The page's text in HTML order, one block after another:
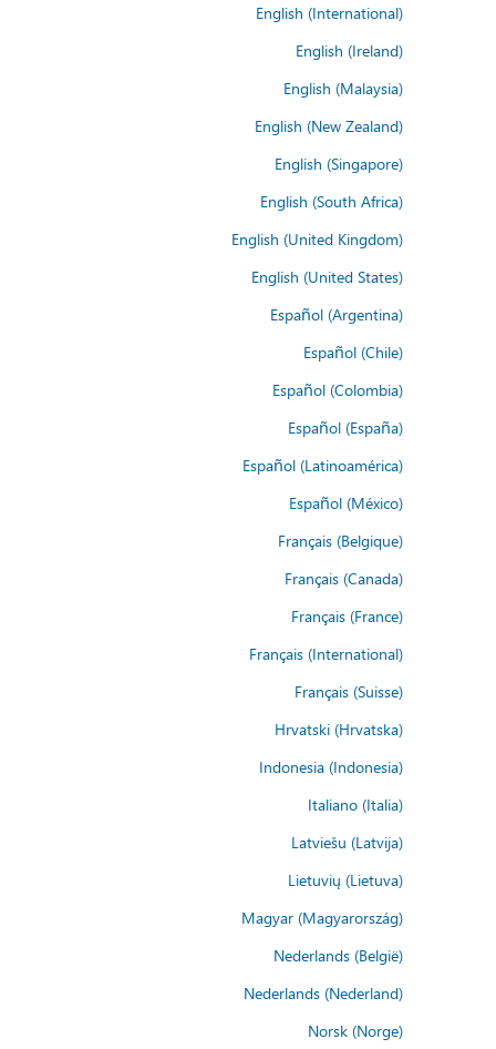
English (International)
English (Ireland)
English (Malaysia)
English (New Zealand)
English (Singapore)
English (South Africa)
English (United Kingdom)
English (United States)
Español (Argentina)
Español (Chile)
Español (Colombia)
Español (España)
Español (Latinoamérica)
Español (México)
Français (Belgique)
Français (Canada)
Français (France)
Français (International)
Français (Suisse)
Hrvatski (Hrvatska)
Indonesia (Indonesia)
Italiano (Italia)
Latviešu (Latvija)
Lietuvių (Lietuva)
Magyar (Magyarország)
Nederlands (België)
Nederlands (Nederland)
Norsk (Norge)